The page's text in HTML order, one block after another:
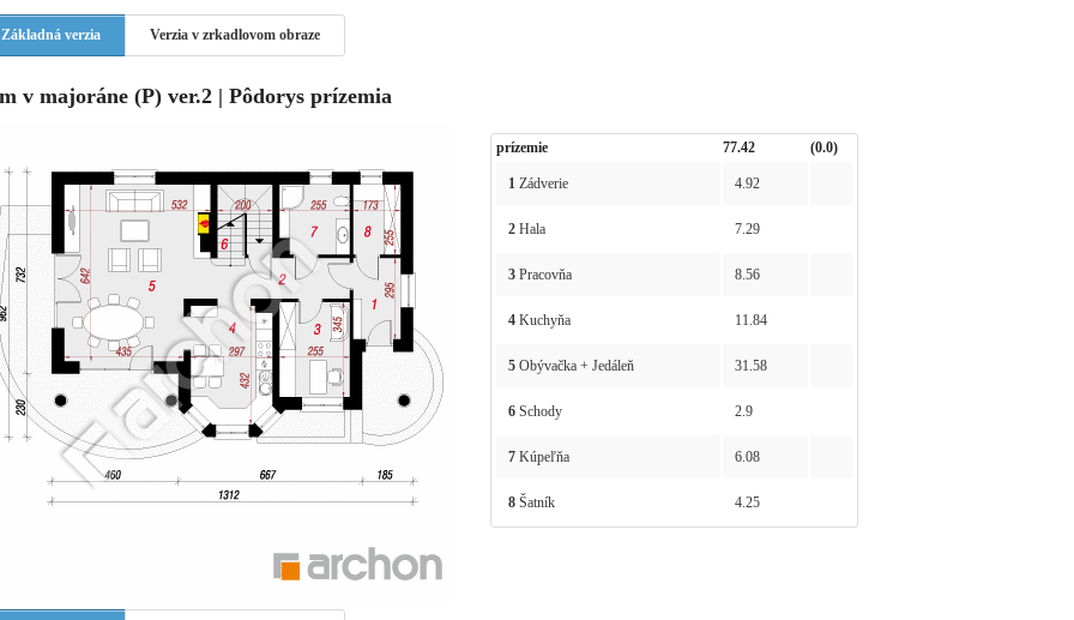
Základná verzia Verzia v zrkadlovom obraze
v majoráne (P) ver.2 | Pôdorys prízemia
prízemie 77.42 (0.0)
1Zádverie 4.92
2Hala 7.29
3Pracovňa 8.56
4Kuchyňa 11.84
5Obývačka + Jedáleň 31.58
6Schody 2.9
7Kúpeľňa 6.08
8Šatník 4.25